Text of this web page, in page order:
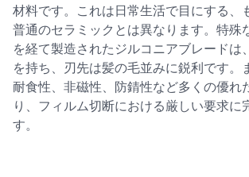
材料です。これは日常生活で目にする、
普通のセラミックとは異なります。特殊
を経て製造されたジルコニアブレードは
を持ち、刃先は髪の毛並みに鋭利です。
耐食性、非磁性、防錆性など多くの優れ
り、フィルム切断における厳しい要求に
す。